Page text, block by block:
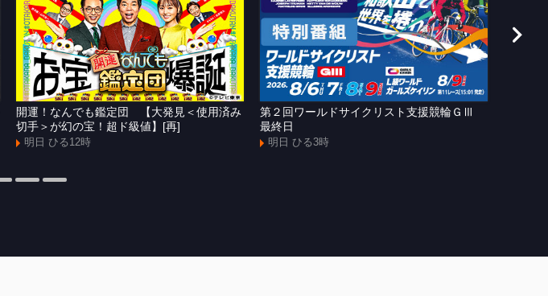
開運！なんでも鑑定団 【大発見＜使用済み
切手＞が幻の宝！超ド級値】[再]
明日 ひる12時
第２回ワールドサイクリスト支援競輪ＧⅢ
最終日
明日 ひる3時